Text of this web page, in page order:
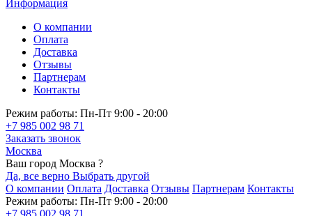
Информация
О компании
Оплата
Доставка
Отзывы
Партнерам
Контакты
Режим работы: Пн-Пт 9:00 - 20:00
+7 985 002 98 71
Заказать звонок
Москва
Ваш город Москва ?
Да, все верно Выбрать другой
О компании Оплата Доставка Отзывы Партнерам Контакты
Режим работы: Пн-Пт 9:00 - 20:00
+7 985 002 98 71